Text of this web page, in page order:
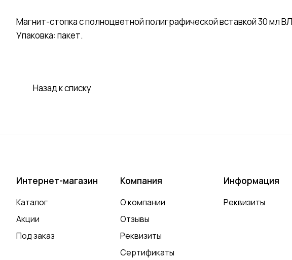
Магнит-стопка с полноцветной полиграфической вставкой 30
Упаковка: пакет.
Назад к списку
Интернет-магазин
Каталог
Акции
Под заказ
Компания
О компании
Отзывы
Реквизиты
Сертификаты
Информация
Реквизиты